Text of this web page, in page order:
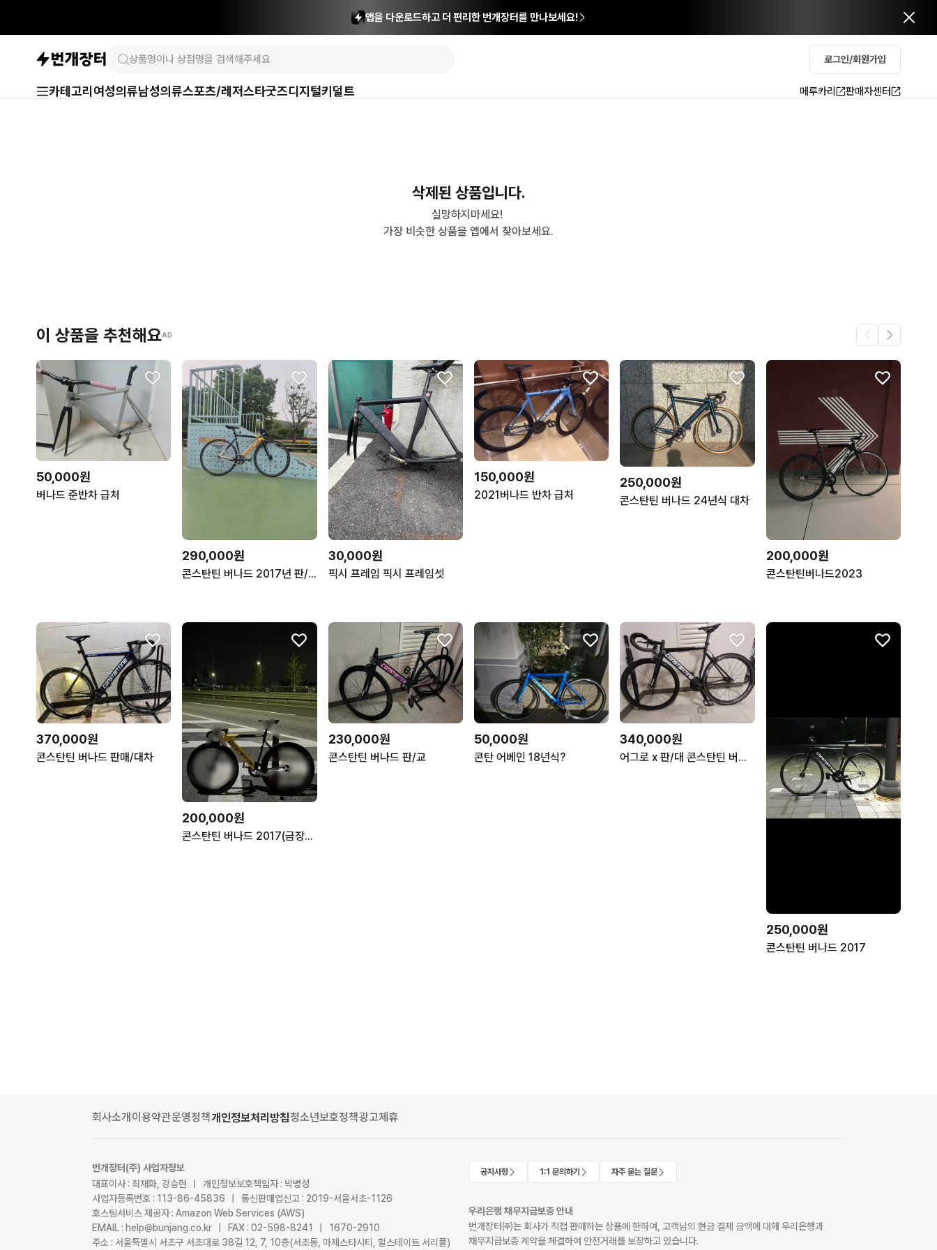
앱을 다운로드하고 더 편리한 번개장터를 만나보세요!
로그인/회원가입
카테고리 여성의류남성의류스포츠/레저스타굿즈디지털키덜트 메루카리 판매자센터
삭제된 상품입니다.
실망하지마세요!
가장 비슷한 상품을 앱에서 찾아보세요.
이 상품을 추천해요AD
50,000원
버나드 준반차 급처
290,000원
콘스탄틴 버나드 2017년 판/대
30,000원
픽시 프레임 픽시 프레임셋
150,000원
2021버나드 반차 급처
250,000원
콘스탄틴 버나드 24년식 대차
200,000원
콘스탄틴버나드2023
370,000원
콘스탄틴 버나드 판매/대차
200,000원
콘스탄틴 버나드 2017(금장) 판매만
230,000원
콘스탄틴 버나드 판/교
50,000원
콘탄 어베인 18년식?
340,000원
어그로 x 판/대 콘스탄틴 버나드
250,000원
콘스탄틴 버나드 2017
회사소개 이용약관운영정책개인정보처리방침청소년보호정책광고제휴
번개장터(주) 사업자정보
대표이사 : 최재화, 강승현 | 개인정보보호책임자 : 박병성
사업자등록번호 : 113-86-45836 | 통신판매업신고 : 2019-서울서초-1126
호스팅서비스 제공자 : Amazon Web Services (AWS)
EMAIL : help@bunjang.co.kr | FAX : 02-598-8241 | 1670-2910
주소 : 서울특별시 서초구 서초대로 38길 12, 7, 10층(서초동, 마제스타시티, 힐스테이트 서리풀)
공지사항 1:1 문의하기 자주 묻는 질문
우리은행 채무지급보증 안내
번개장터㈜는 회사가 직접 판매하는 상품에 한하여, 고객님의 현금 결제 금액에 대해 우리은행과
채무지급보증 계약을 체결하여 안전거래를 보장하고 있습니다.